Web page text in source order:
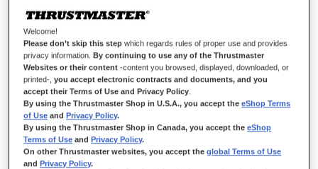
IN WINKELWAGEN
Verlanglijst
Schrijf de eerste review over dit product
Details
Welcome!
Please don’t skip this step which regards rules of proper use and provides
privacy information.By continuing to use any of the Thrustmaster
Websites or their content -content you browsed, displayed, downloaded, or
printed-,you accept electronic contracts and documents, and you
accept their Terms of Use and Privacy Policy
By using the Thrustmaster Shop in U.S.A., you accept theeShop Terms
of Use andPrivacy Policy.
By using the Thrustmaster Shop in Canada, you accept theeShop
Terms of Use andPrivacy Policy.
On other Thrustmaster websites, you accept theglobal Terms of Use
andPrivacy Policy.